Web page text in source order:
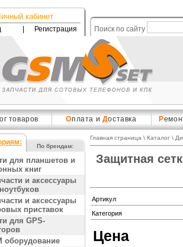
кабинет
Регистрация Поиск по сайту
товаров Оплата и Доставка Р
По брендам:
для планшетов и
книг
и аксессуары
и аксессуары
приставок
для GPS-
оборудование
Главная страница \ Каталог\
Защитная
Артикул
Категория
Цена